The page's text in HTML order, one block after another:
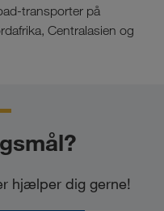
transporter på
Centralasien og
hjælper dig gerne!